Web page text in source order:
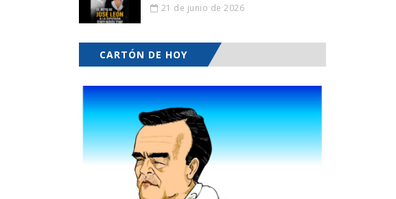
21 de junio de 2026
CARTÓN DE HOY